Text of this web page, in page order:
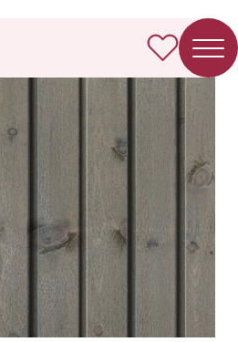
TRYR Kledning Dobbelfals rett spor